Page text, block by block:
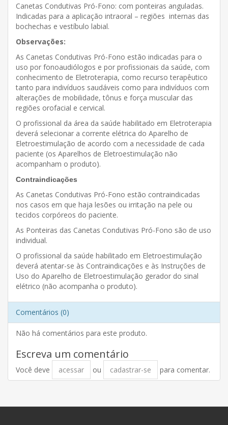
Canetas Condutivas Pró-Fono: com ponteiras anguladas.
Indicadas para a aplicação intraoral – regiões internas das
bochechas e vestíbulo labial.
Observações:
As Canetas Condutivas Pró-Fono estão indicadas para o
uso por fonoaudiólogos e por profissionais da saúde, com
conhecimento de Eletroterapia, como recurso terapêutico
tanto para indivíduos saudáveis como para indivíduos com
alterações de mobilidade, tônus e força muscular das
regiões orofacial e cervical.
O profissional da área da saúde habilitado em Eletroterapia
deverá selecionar a corrente elétrica do Aparelho de
Eletroestimulação de acordo com a necessidade de cada
paciente (os Aparelhos de Eletroestimulação não
acompanham o produto).
Contraindicações
As Canetas Condutivas Pró-Fono estão contraindicadas
nos casos em que haja lesões ou irritação na pele ou
tecidos corpóreos do paciente.
As Ponteiras das Canetas Condutivas Pró-Fono são de uso
individual.
O profissional da saúde habilitado em Eletroestimulação
deverá atentar-se às Contraindicações e às Instruções de
Uso do Aparelho de Eletroestimulação gerador do sinal
elétrico (não acompanha o produto).
Comentários (0)
Não há comentários para este produto.
Escreva um comentário
Você deve acessar ou cadastrar-se para comentar.